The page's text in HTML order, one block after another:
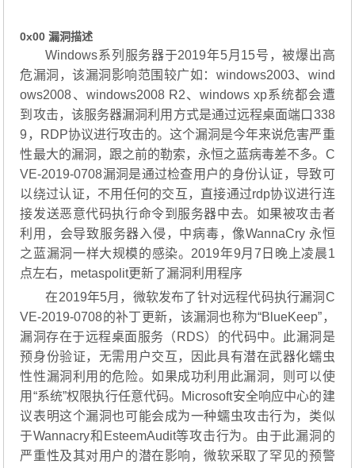
0x00 漏洞描述
Windows系列服务器于2019年5月15号，被爆出高
危漏洞，该漏洞影响范围较广如：windows2003、wind
ows2008、windows2008 R2、windows xp系统都会遭
到攻击，该服务器漏洞利用方式是通过远程桌面端口338
9，RDP协议进行攻击的。这个漏洞是今年来说危害严重
性最大的漏洞，跟之前的勒索，永恒之蓝病毒差不多。C
VE-2019-0708漏洞是通过检查用户的身份认证，导致可
以绕过认证，不用任何的交互，直接通过rdp协议进行连
接发送恶意代码执行命令到服务器中去。如果被攻击者
利用，会导致服务器入侵，中病毒，像WannaCry 永恒
之蓝漏洞一样大规模的感染。2019年9月7日晚上凌晨1
点左右，metaspolit更新了漏洞利用程序
在2019年5月，微软发布了针对远程代码执行漏洞C
VE-2019-0708的补丁更新，该漏洞也称为“BlueKeep”，
漏洞存在于远程桌面服务（RDS）的代码中。此漏洞是
预身份验证，无需用户交互，因此具有潜在武器化蠕虫
性性漏洞利用的危险。如果成功利用此漏洞，则可以使
用“系统”权限执行任意代码。Microsoft安全响应中心的建
议表明这个漏洞也可能会成为一种蠕虫攻击行为，类似
于Wannacry和EsteemAudit等攻击行为。由于此漏洞的
严重性及其对用户的潜在影响，微软采取了罕见的预警